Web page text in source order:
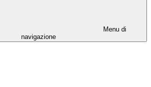
Menu di
navigazione